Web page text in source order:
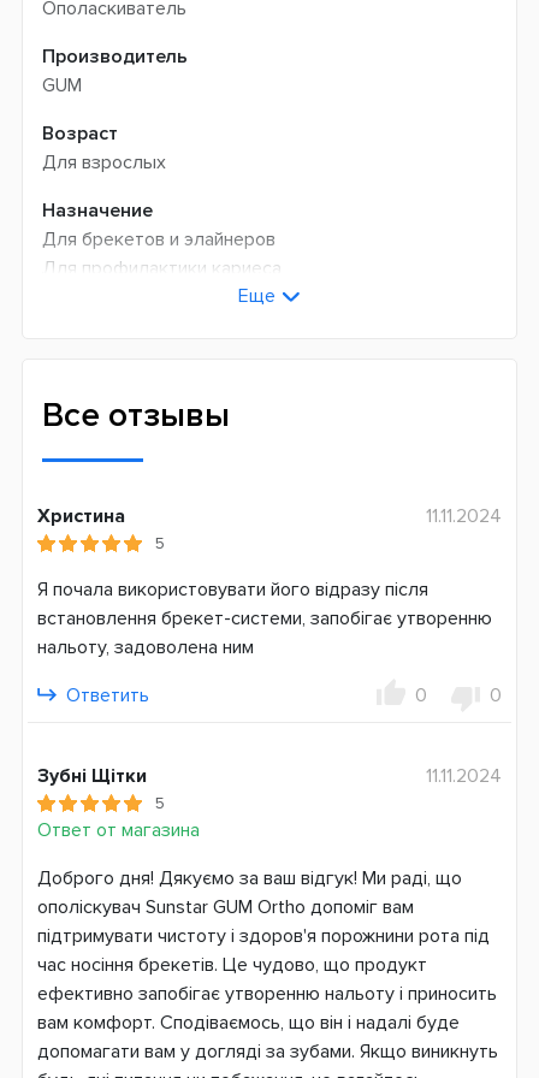
Ополаскиватель
Производитель
GUM
Возраст
Для взрослых
Назначение
Для брекетов и элайнеров
Для профилактики кариеса
300
С фтором
Страна производитель
США
Страна регистрации бренда
Швейцария
Еще
Все отзывы
Христина
5
11.11.2024
Я почала використовувати його відразу після
встановлення брекет-системи, запобігає утворенню
нальоту, задоволена ним
Ответить
0 0
Зубні Щітки
5
Ответ от магазина
11.11.2024
Доброго дня! Дякуємо за ваш відгук! Ми раді, що
ополіскувач Sunstar GUM Ortho допоміг вам
підтримувати чистоту і здоров'я порожнини рота під
час носіння брекетів. Це чудово, що продукт
ефективно запобігає утворенню нальоту і приносить
вам комфорт. Сподіваємось, що він і надалі буде
допомагати вам у догляді за зубами. Якщо виникнуть